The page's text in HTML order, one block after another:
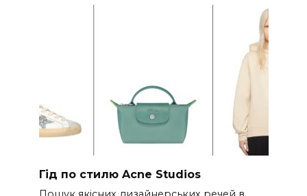
Гід по стилю Acne Studios